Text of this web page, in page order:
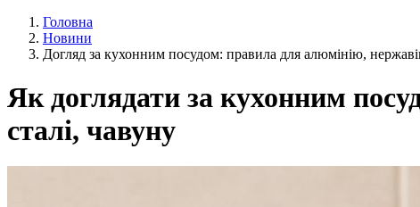
Головна
Новини
Догляд за кухонним посудом: правила для алюмінію,
Як доглядати за кухонним
сталі, чавуну